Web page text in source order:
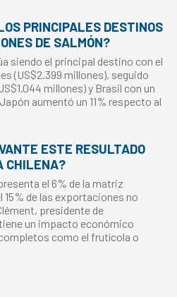
PRINCIPALES DESTINOS
DE SALMÓN?
siendo el principal destino con el
(US$2.399 millones), seguido
millones) y Brasil con un
aumentó un 11% respecto al
ESTE RESULTADO
CHILENA?
el 6% de la matriz
15% de las exportaciones no
presidente de
un impacto económico
como el frutícola o